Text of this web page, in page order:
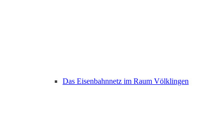
Das Eisenbahnnetz im Raum Völklingen